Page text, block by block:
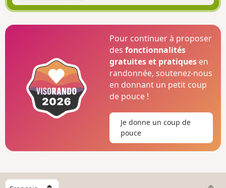
Pour continuer à proposer
desfonctionnalités
gratuites et pratiques en
randonnée, soutenez-nous
en donnant un petit coup
de pouce !
Je donne un coup de
pouce
C